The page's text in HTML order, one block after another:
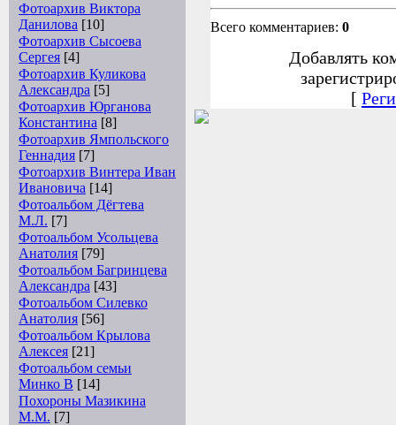
Фотоархив Виктора
Данилова [10]
Фотоархив Сысоева
Сергея [4]
Фотоархив Куликова
Александра [5]
Фотоархив Юрганова
Константина [8]
Фотоархив Ямпольского
Геннадия [7]
Фотоархив Винтера Иван
Ивановича [14]
Фотоальбом Дёгтева
М.Л. [7]
Фотоальбом Усольцева
Анатолия [79]
Фотоальбом Багринцева
Александра [43]
Фотоальбом Силевко
Анатолия [56]
Фотоальбом Крылова
Алексея [21]
Фотоальбом семьи
Минко В [14]
Похороны Мазикина
М.М. [7]
Всего комментариев: 0
Добавлять
[